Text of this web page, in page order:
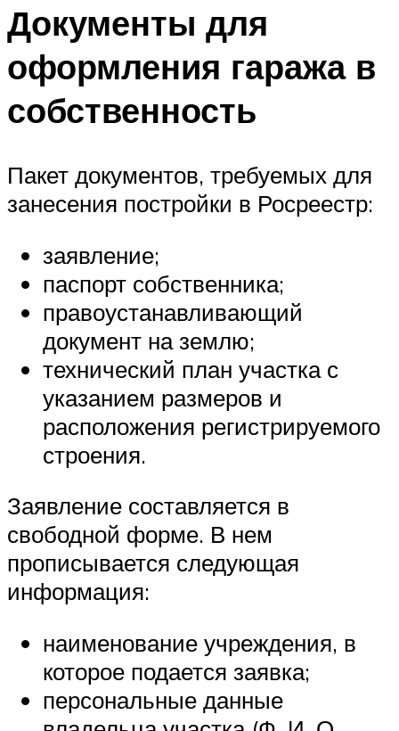
Документы для
оформления гаража в
собственность
Пакет документов, требуемых для
занесения постройки в Росреестр:
заявление;
паспорт собственника;
правоустанавливающий
документ на землю;
технический план участка с
указанием размеров и
расположения регистрируемого
строения.
Заявление составляется в
свободной форме. В нем
прописывается следующая
информация:
наименование учреждения, в
которое подается заявка;
персональные данные